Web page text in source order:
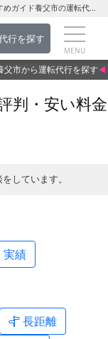
全国の運転代行業者のポータルナビサイト 運転代行おすすめガイド養父市の運転代行を探す-兵庫県の運転代行
行を探す
父市から運転代行を探す
判・安い料金
しています。
実績
長距離